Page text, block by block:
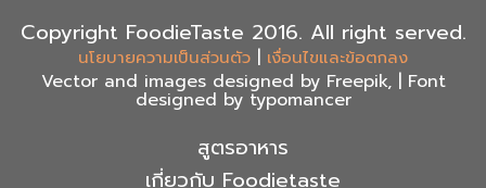
Copyright FoodieTaste 2016. All right served.
นโยบายความเป็นส่วนตัว | เงื่อนไขและข้อตกลง
Vector and images designed by Freepik, | Font
designed by typomancer
สูตรอาหาร
เกี่ยวกับ Foodietaste